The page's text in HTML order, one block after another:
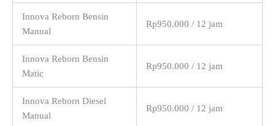
Innova Reborn Bensin
Manual
Rp950.000 / 12 jam
Innova Reborn Bensin
Matic
Rp950.000 / 12 jam
Innova Reborn Diesel
Manual
Rp950.000 / 12 jam